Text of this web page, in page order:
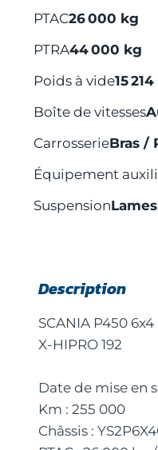
PTAC26 000 kg
PTRA44 000 kg
Poids à vide15
Boîte de vitesses
CarrosserieBras /
Équipement
Suspension
Description
SCANIA P450
X-HIPRO 192
Date de mise en
Km : 255 000
Châssis :